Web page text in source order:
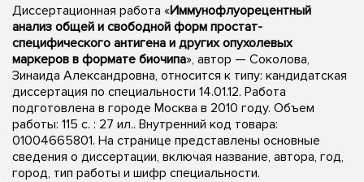
Диссертационная работа «Иммунофлуорецентный
анализ общей и свободной форм простат-
специфического антигена и других опухолевых
маркеров в формате биочипа», автор — Соколова,
Зинаида Александровна, относится к типу: кандидатская
диссертация по специальности 14.01.12. Работа
подготовлена в городе Москва в 2010 году. Объем
работы: 115 с. : 27 ил.. Внутренний код товара:
01004665801. На странице представлены основные
сведения о диссертации, включая название, автора, год,
город, тип работы и шифр специальности.